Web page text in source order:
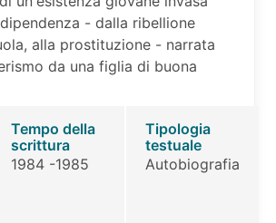
- dalla ribellione
alla prostituzione - narrata
da una figlia di buona
Tempo della
scrittura
1984 -1985
Tipologia
testuale
Autobiografia